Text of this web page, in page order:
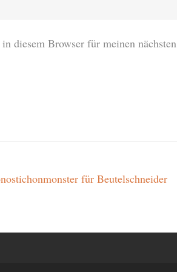
diesem Browser für meinen nächsten
für Beutelschneider